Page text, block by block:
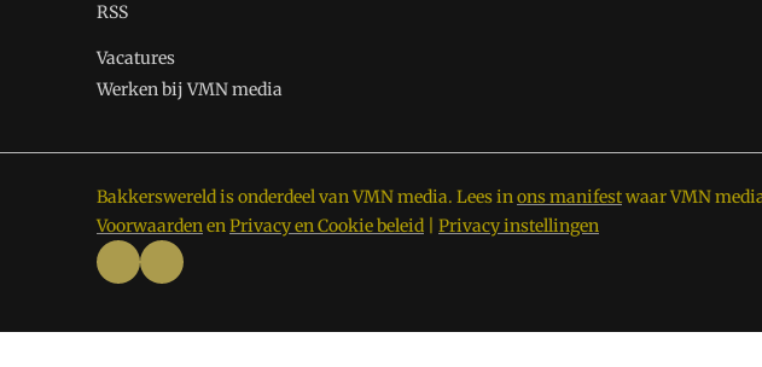
RSS
Vacatures
Werken bij VMN media
Bakkerswereld is onderdeel van VMN media. Lees inons manifestwaar VMN
VoorwaardenenPrivacy en Cookie beleid Privacy instellingen